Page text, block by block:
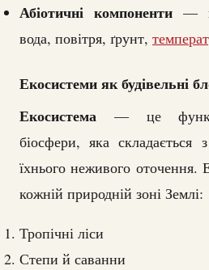
Абіотичні компоненти —
вода, повітря, ґрунт,
Екосистеми як будівельні
Екосистема — це
біосфери, яка складається
їхнього неживого оточення.
кожній природній зоні Землі:
Тропічні ліси
Степи й саванни